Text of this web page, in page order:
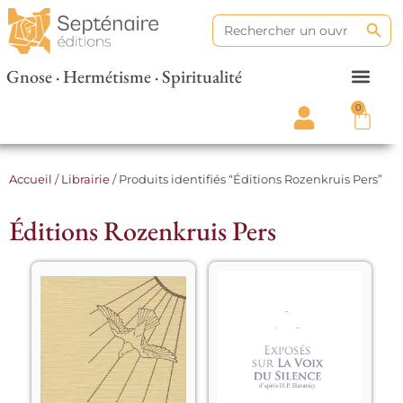
Search
for:
Gnose · Hermétisme · Spiritualité
0
Accueil /Librairie/ Produits identifiés “Éditions Rozenkruis Pers”
Éditions Rozenkruis Pers
Dans ce livre,
l’auteure, Catharose
de Petri, révèle
comment l’être
humain en recherche
Silence comprend 312
versets. Helena
Petrova Blavatsky l’a